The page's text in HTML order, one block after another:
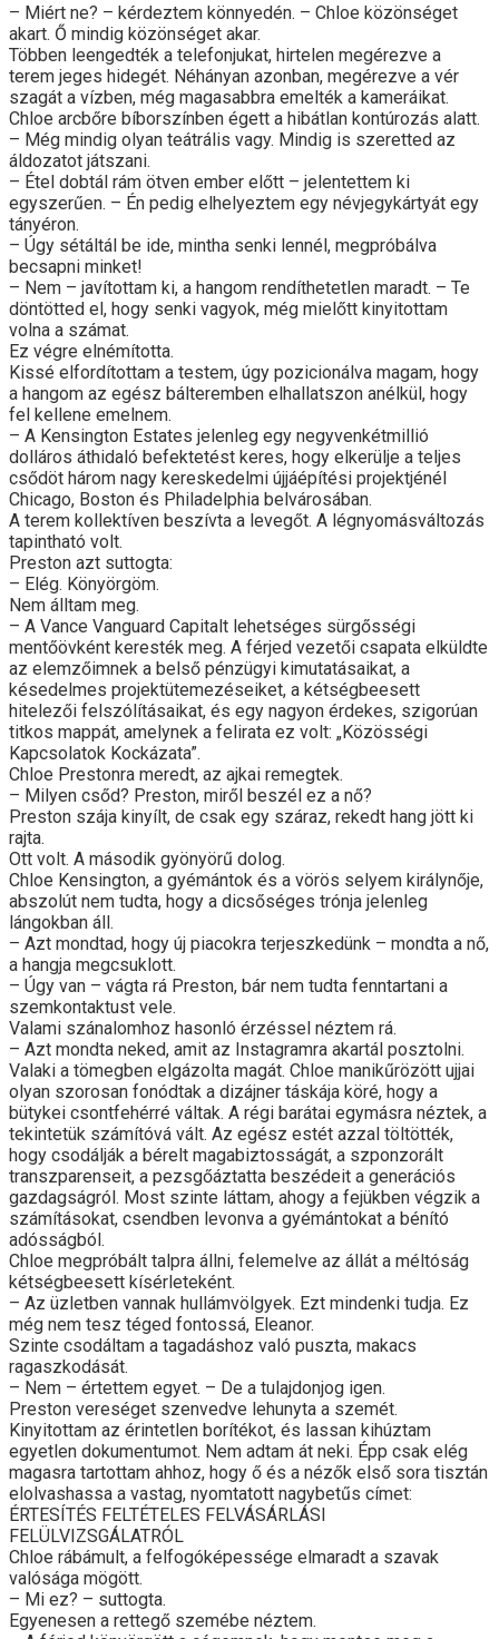
– Miért ne? – kérdeztem könnyedén. – Chloe közönséget
akart. Ő mindig közönséget akar.
Többen leengedték a telefonjukat, hirtelen megérezve a
terem jeges hidegét. Néhányan azonban, megérezve a vér
szagát a vízben, még magasabbra emelték a kameráikat.
Chloe arcbőre bíborszínben égett a hibátlan kontúrozás alatt.
– Még mindig olyan teátrális vagy. Mindig is szeretted az
áldozatot játszani.
– Étel dobtál rám ötven ember előtt – jelentettem ki
egyszerűen. – Én pedig elhelyeztem egy névjegykártyát egy
tányéron.
– Úgy sétáltál be ide, mintha senki lennél, megpróbálva
becsapni minket!
– Nem – javítottam ki, a hangom rendíthetetlen maradt. – Te
döntötted el, hogy senki vagyok, még mielőtt kinyitottam
volna a számat.
Ez végre elnémította.
Kissé elfordítottam a testem, úgy pozicionálva magam, hogy
a hangom az egész bálteremben elhallatszon anélkül, hogy
fel kellene emelnem.
– A Kensington Estates jelenleg egy negyvenkétmillió
dolláros áthidaló befektetést keres, hogy elkerülje a teljes
csődöt három nagy kereskedelmi újjáépítési projektjénél
Chicago, Boston és Philadelphia belvárosában.
A terem kollektíven beszívta a levegőt. A légnyomásváltozás
tapintható volt.
Preston azt suttogta:
– Elég. Könyörgöm.
Nem álltam meg.
– A Vance Vanguard Capitalt lehetséges sürgősségi
mentőövként keresték meg. A férjed vezetői csapata elküldte
az elemzőimnek a belső pénzügyi kimutatásaikat, a
késedelmes projektütemezéseiket, a kétségbeesett
hitelezői felszólításaikat, és egy nagyon érdekes, szigorúan
titkos mappát, amelynek a felirata ez volt: „Közösségi
Kapcsolatok Kockázata”.
Chloe Prestonra meredt, az ajkai remegtek.
– Milyen csőd? Preston, miről beszél ez a nő?
Preston szája kinyílt, de csak egy száraz, rekedt hang jött ki
rajta.
Ott volt. A második gyönyörű dolog.
Chloe Kensington, a gyémántok és a vörös selyem királynője,
abszolút nem tudta, hogy a dicsőséges trónja jelenleg
lángokban áll.
– Azt mondtad, hogy új piacokra terjeszkedünk – mondta a nő,
a hangja megcsuklott.
– Úgy van – vágta rá Preston, bár nem tudta fenntartani a
szemkontaktust vele.
Valami szánalomhoz hasonló érzéssel néztem rá.
– Azt mondta neked, amit az Instagramra akartál posztolni.
Valaki a tömegben elgázolta magát. Chloe manikűrözött ujjai
olyan szorosan fonódtak a dizájner táskája köré, hogy a
bütykei csontfehérré váltak. A régi barátai egymásra néztek, a
tekintetük számítóvá vált. Az egész estét azzal töltötték,
hogy csodálják a bérelt magabiztosságát, a szponzorált
transzparenseit, a pezsgőáztatta beszédeit a generációs
gazdagságról. Most szinte láttam, ahogy a fejükben végzik a
számításokat, csendben levonva a gyémántokat a bénító
adósságból.
Chloe megpróbált talpra állni, felemelve az állát a méltóság
kétségbeesett kísérleteként.
– Az üzletben vannak hullámvölgyek. Ezt mindenki tudja. Ez
még nem tesz téged fontossá, Eleanor.
Szinte csodáltam a tagadáshoz való puszta, makacs
ragaszkodását.
– Nem – értettem egyet. – De a tulajdonjog igen.
Preston vereséget szenvedve lehunyta a szemét.
Kinyitottam az érintetlen borítékot, és lassan kihúztam
egyetlen dokumentumot. Nem adtam át neki. Épp csak elég
magasra tartottam ahhoz, hogy ő és a nézők első sora tisztán
elolvashassa a vastag, nyomtatott nagybetűs címet:
ÉRTESÍTÉS FELTÉTELES FELVÁSÁRLÁSI
FELÜLVIZSGÁLATRÓL
Chloe rábámult, a felfogóképessége elmaradt a szavak
valósága mögött.
– Mi ez? – suttogta.
Egyenesen a rettegő szemébe néztem.